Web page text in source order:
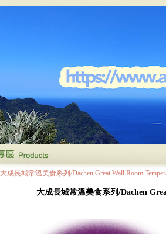
大成長城常溫美食系列/Dachen Great Wall Room
大成長城常溫美食系列/Dachen